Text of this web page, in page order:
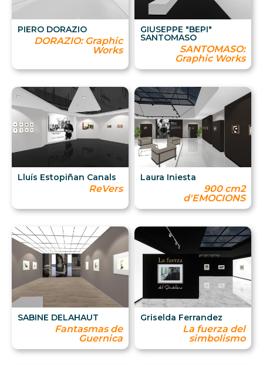
PIERO DORAZIO
DORAZIO: Graphic
Works
GIUSEPPE "BEPI"
SANTOMASO
SANTOMASO:
Graphic Works
Lluís Estopiñan Canals
ReVers
Laura Iniesta
900 cm2
d'EMOCIONS
SABINE DELAHAUT
Fantasmas de
Guernica
Griselda Ferrandez
La fuerza del
simbolismo